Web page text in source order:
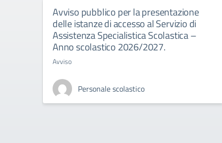
Avviso pubblico per la presentazione
delle istanze di accesso al Servizio di
Assistenza Specialistica Scolastica –
Anno scolastico 2026/2027.
Avviso
Personale scolastico